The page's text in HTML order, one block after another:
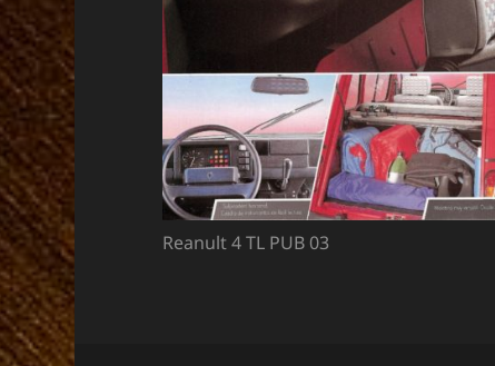
Reanult 4 TL PUB 03